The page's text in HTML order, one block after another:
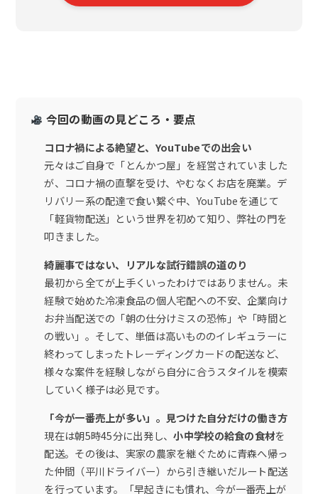
今回の動画の見どころ・要点
コロナ禍による絶望と、YouTubeでの出会い
元々はご自身で「とんかつ屋」を経営されていました
が、コロナ禍の直撃を受け、やむなくお店を廃業。デ
リバリー系の配達で食い繋ぐ中、YouTubeを通じて
「軽貨物配送」という世界を初めて知り、弊社の門を
叩きました。
綺麗事ではない、リアルな試行錯誤の道のり
最初から全てが上手くいったわけではありません。未
経験で始めた冷凍食品の個人宅配への不安、企業向け
お弁当配送での「朝の仕分けミスの恐怖」や「時間と
の戦い」。そして、単価は高いもののイレギュラーに
終わってしまったトレーディングカードの配送など、
様々な案件を経験しながら自分に合うスタイルを模索
していく様子は必見です。
「今が一番売上が多い」。見つけた自分だけの働き方
現在は朝5時45分に出発し、小中学校の給食の食材を
配送。その後は、実家の農家を継ぐために青森へ帰っ
た仲間（平川ドライバー）から引き継いだルート配送
を行っています。「早起きにも慣れ、今が一番売上が